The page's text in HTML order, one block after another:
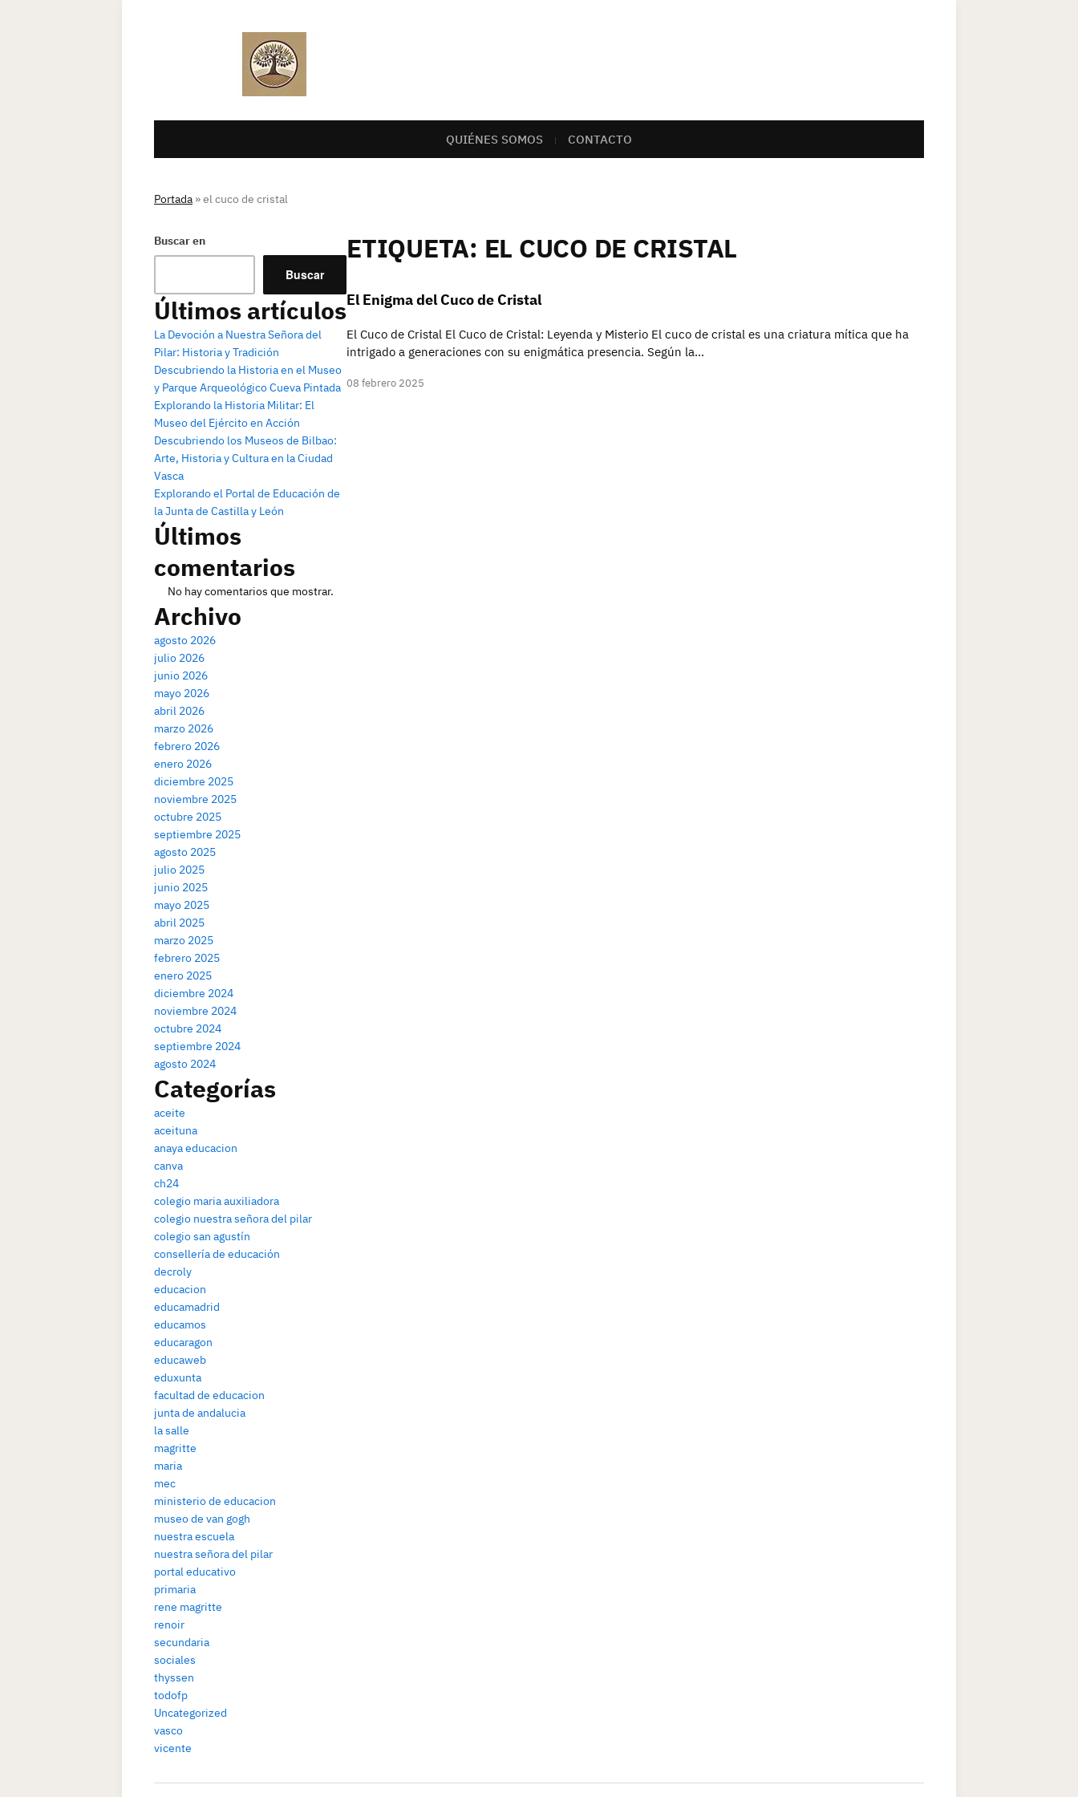
QUIÉNES SOMOS CONTACTO
Portada »el cuco de cristal
Buscar en
Buscar
Últimos artículos
La Devoción a Nuestra Señora del
Pilar: Historia y Tradición
Descubriendo la Historia en el Museo
y Parque Arqueológico Cueva Pintada
Explorando la Historia Militar: El
Museo del Ejército en Acción
Descubriendo los Museos de Bilbao:
Arte, Historia y Cultura en la Ciudad
Vasca
Explorando el Portal de Educación de
la Junta de Castilla y León
Últimos
comentarios
No hay comentarios que mostrar.
Archivo
agosto 2026
julio 2026
junio 2026
mayo 2026
abril 2026
marzo 2026
febrero 2026
enero 2026
diciembre 2025
noviembre 2025
octubre 2025
septiembre 2025
agosto 2025
julio 2025
junio 2025
mayo 2025
abril 2025
marzo 2025
febrero 2025
enero 2025
diciembre 2024
noviembre 2024
octubre 2024
septiembre 2024
agosto 2024
Categorías
aceite
aceituna
anaya educacion
canva
ch24
colegio maria auxiliadora
colegio nuestra señora del pilar
colegio san agustín
consellería de educación
decroly
educacion
educamadrid
educamos
educaragon
educaweb
eduxunta
facultad de educacion
junta de andalucia
la salle
magritte
maria
mec
ministerio de educacion
museo de van gogh
nuestra escuela
nuestra señora del pilar
portal educativo
primaria
rene magritte
renoir
secundaria
sociales
thyssen
todofp
Uncategorized
vasco
vicente
ETIQUETA: EL CUCO DE CRISTAL
El Enigma del Cuco de Cristal
El Cuco de Cristal El Cuco de Cristal: Leyenda y Misterio El cuco de cristal es una criatura mítica que ha
intrigado a generaciones con su enigmática presencia. Según la…
08 febrero 2025